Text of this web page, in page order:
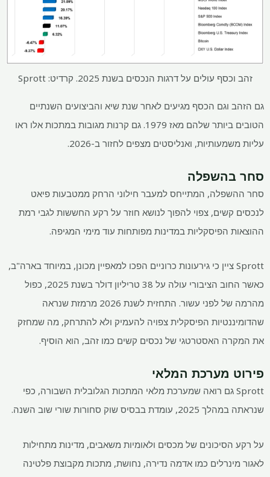
זהב וכסף עולים על דרגות הנכסים בשנת 2025. קרדיט: Sprott
גם הזהב וגם הכסף מגיעים לאחר שנת שיא והביצועים השנתיים
הטובים ביותר שלהם מאז 1979. גם קרנות מגובות במתכות אלו ראו
עליות משמעותיות, ואנליסטים מצפים לחזור ב-2026.
סחר בהשפלה
סחר ההשפלה, המתייחס למעבר חילוני הרחק ממטבעות פיאט
לנכסים קשים, צפוי להפוך לנושא חוזר על רקע החששות לגבי רמת
ההוצאות הפיסקליות במדינות מפותחות עוד מימי המגיפה.
Sprott ציין כי גירעונות כרוניים הפכו למאפיין מכונן, במיוחד בארה"ב,
כאשר החוב הציבורי עולה על 38 טריליון דולר בשנת 2025, כפול
מהרמה של לפני עשור. התחזית לשנת 2026 מרמזת שנראה
שהדומיננטיות הפיסקלית צפויה להעמיק ולא להתרחק, מה שמחזק
את המקרה האסטרטגי של נכסים קשים כמו זהב, הוא הוסיף.
פירוט מערכת המלאי
Sprott גם רואה שמערכת מלאי המתכות הגלובלית השבורה, כפי
שנראתה במהלך 2025, עומדת בבסיס שוק סחורות שורי שוב השנה.
על רקע הסיכונים של מכסים ולאומיות משאבים, מדינות מתחילות
לאגור מינרלים כמו אדמה נדירה, נחושת, מתכות מקבוצת פלטינה